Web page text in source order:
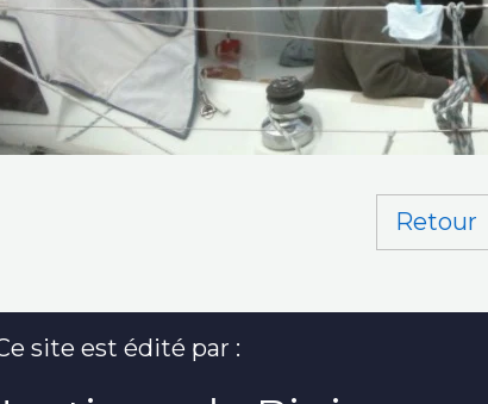
Retour
site est édité par :